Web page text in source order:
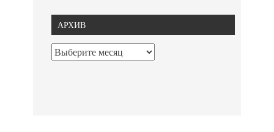
АРХИВ